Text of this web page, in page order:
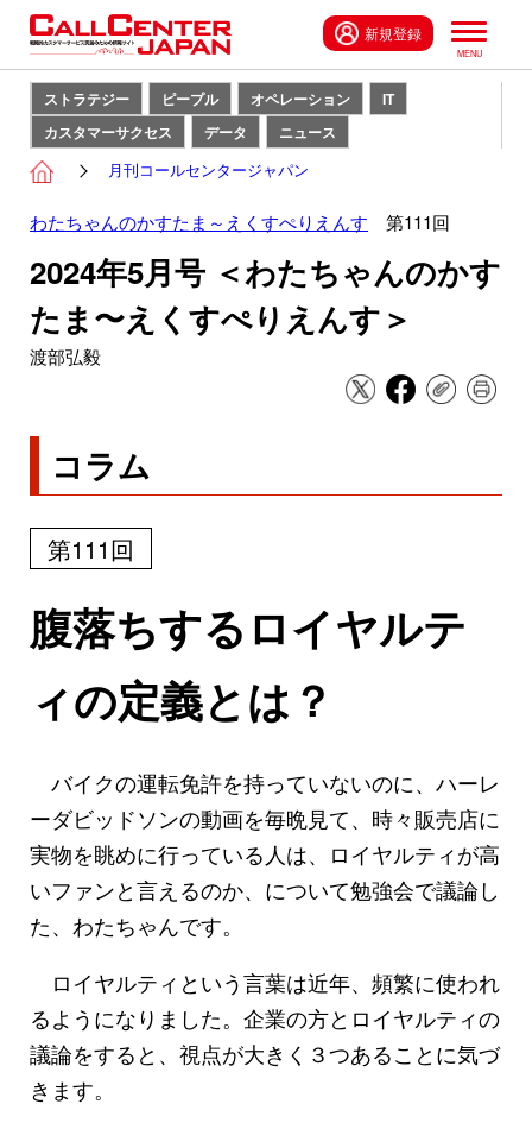
新規登録
ストラテジー ピープル オペレーション
IT
カスタマーサクセス
データ ニュース
月刊コールセンタージャパン
わたちゃんのかすたま～えくすぺりえんす 第111回
2024年5月号 ＜わたちゃんのかす
たま〜えくすぺりえんす＞
渡部弘毅
コラム
第111回
腹落ちするロイヤルテ
ィの定義とは？
バイクの運転免許を持っていないのに、ハーレ
ーダビッドソンの動画を毎晩見て、時々販売店に
実物を眺めに行っている人は、ロイヤルティが高
いファンと言えるのか、について勉強会で議論し
た、わたちゃんです。
ロイヤルティという言葉は近年、頻繁に使われ
るようになりました。企業の方とロイヤルティの
議論をすると、視点が大きく３つあることに気づ
きます。